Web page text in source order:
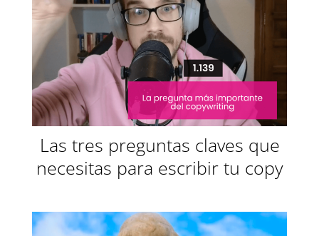
Las tres preguntas claves que
necesitas para escribir tu copy